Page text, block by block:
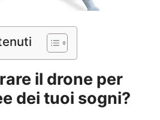
il drone per
dei tuoi sogni?